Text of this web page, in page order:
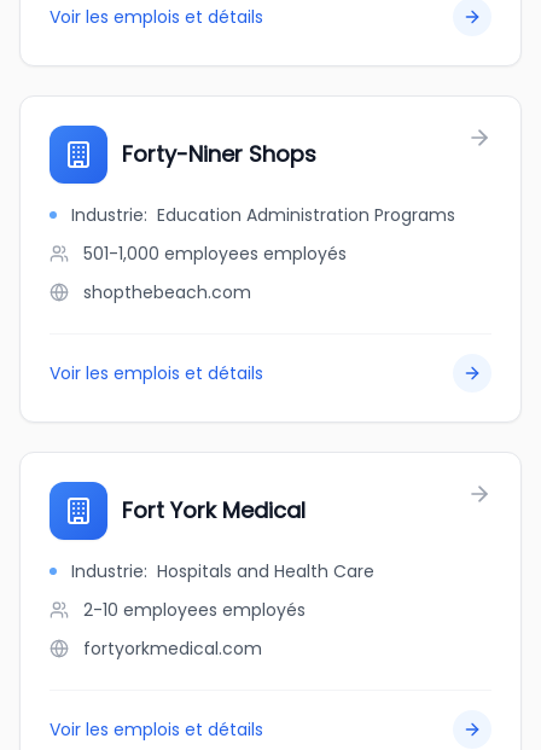
Voir les emplois et détails
Forty-Niner Shops
Industrie: Education Administration Programs
501-1,000 employees employés
shopthebeach.com
Voir les emplois et détails
Fort York Medical
Industrie: Hospitals and Health Care
2-10 employees employés
fortyorkmedical.com
Voir les emplois et détails